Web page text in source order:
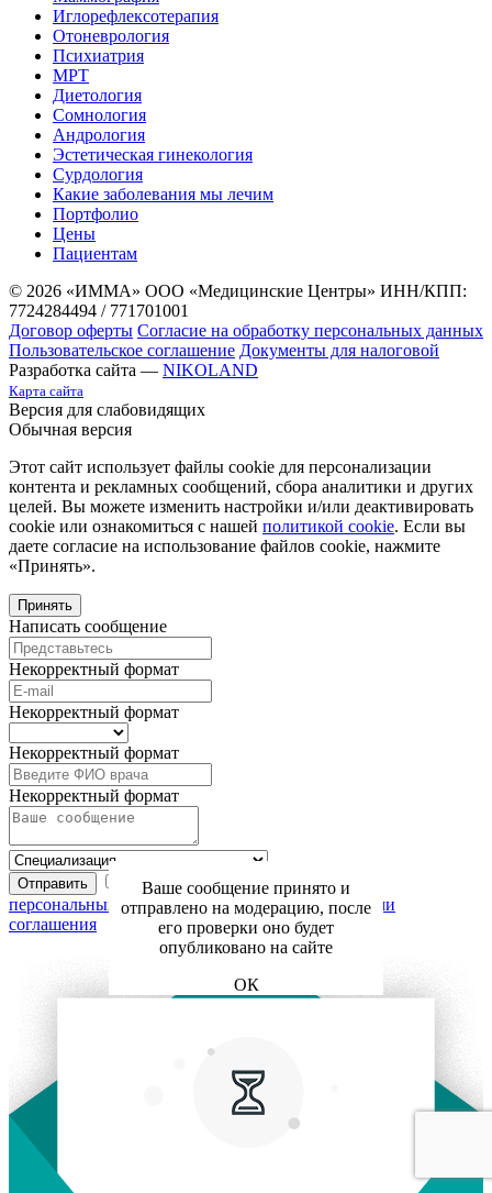
Иглорефлексотерапия
Отоневрология
Психиатрия
МРТ
Диетология
Сомнология
Андрология
Эстетическая гинекология
Сурдология
Какие заболевания мы лечим
Портфолио
Цены
Пациентам
© 2026 «ИММА» ООО «Медицинские Центры» ИНН/КПП:
7724284494 / 771701001
Договор оферты Согласие на обработку персональных данных
Пользовательское соглашение Документы для налоговой
Разработка сайта — NIKOLAND
Карта сайта
Версия для слабовидящих
Обычная версия
Этот сайт использует файлы cookie для персонализации
контента и рекламных сообщений, сбора аналитики и других
целей. Вы можете изменить настройки и/или деактивировать
cookie или ознакомиться с нашей политикой cookie. Если вы
даете согласие на использование файлов cookie, нажмите
«Принять».
Принять
Написать сообщение
Некорректный формат
Некорректный формат
Некорректный формат
Некорректный формат
Отправить Я даю свое согласие наобработку
персональных данныхв соответствии сУсловиями
соглашения
Ваше сообщение принято и
отправлено на модерацию, после
его проверки оно будет
опубликовано на сайте
ОК